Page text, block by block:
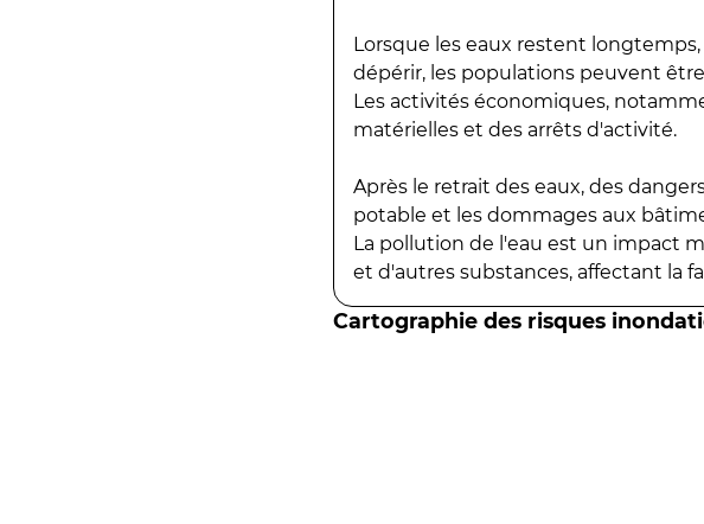
Lorsque les eaux restent
dépérir, les populations peuvent
Les activités économiques,
matérielles et des arrêts d'activité.
Après le retrait des eaux, des
potable et les dommages aux
La pollution de l'eau est un impact
et d'autres substances, affectant la
Cartographie des risques